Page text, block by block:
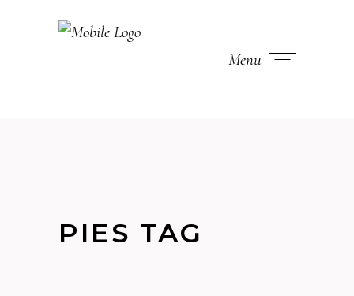
Menu
PIES TAG